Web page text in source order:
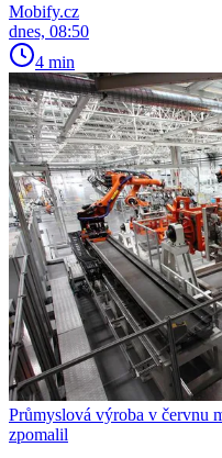
Mobify.cz
dnes, 08:50
4 min
Průmyslová výroba v červnu
zpomalil